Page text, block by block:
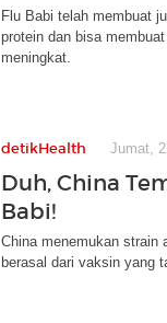
Flu Babi telah membuat
protein dan bisa
meningkat.
detikHealth Jumat,
Duh, China
Babi!
China menemukan strain
berasal dari vaksin yang